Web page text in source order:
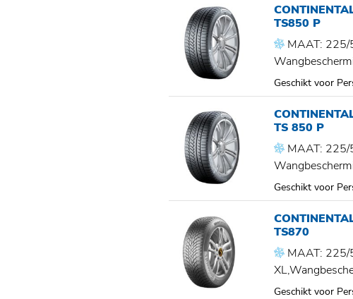
TS850 P
MAAT:
Geschikt voor
TS 850 P
MAAT:
Geschikt voor
TS870
MAAT:
Geschikt voor